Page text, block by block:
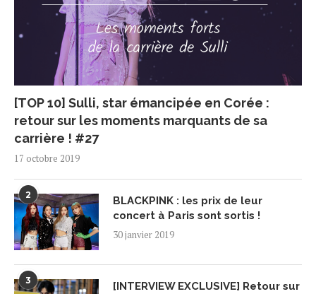
[TOP 10] Sulli, star émancipée en Corée :
retour sur les moments marquants de sa
carrière ! #27
17 octobre 2019
2
BLACKPINK : les prix de leur
concert à Paris sont sortis !
30 janvier 2019
3
[INTERVIEW EXCLUSIVE] Retour sur